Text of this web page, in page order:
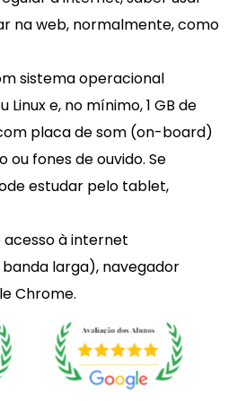
na web, normalmente, como
sistema operacional
Linux e, no mínimo, 1 GB de
placa de som (on-board)
ou fones de ouvido. Se
estudar pelo tablet,
acesso à internet
larga), navegador
Chrome.